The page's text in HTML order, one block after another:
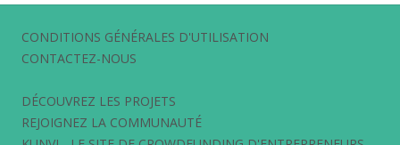
CONDITIONS GÉNÉRALES D'UTILISATION
CONTACTEZ-NOUS
DÉCOUVREZ LES PROJETS
REJOIGNEZ LA COMMUNAUTÉ